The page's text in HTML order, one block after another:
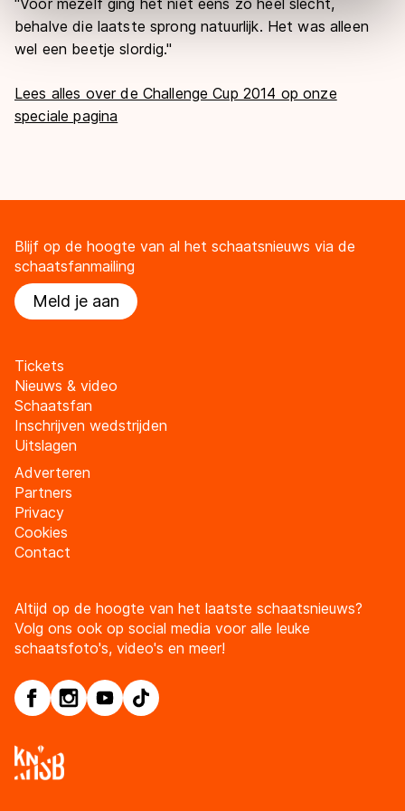
Door op ‘Toestaan’ te klikken, stemt u in met deze
overdracht. Meer informatie vindt u in ons
behalve die laatste sprong natuurlijk. Het was alleen
wel een beetje slordig."
Lees alles over de Challenge Cup 2014 op onze
speciale pagina
Blijf op de hoogte van al het schaatsnieuws via de
schaatsfanmailing
Meld je aan
Tickets
Nieuws & video
Schaatsfan
Inschrijven wedstrijden
Uitslagen
Adverteren
Partners
Privacy
Cookies
Contact
Altijd op de hoogte van het laatste schaatsnieuws?
Volg ons ook op social media voor alle leuke
schaatsfoto's, video's en meer!